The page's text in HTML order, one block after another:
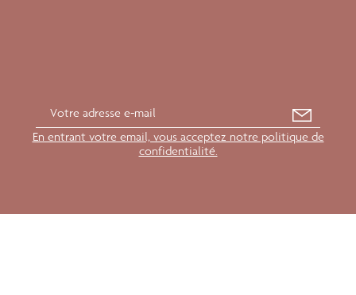
En entrant votre email, vous acceptez notre politique de
confidentialité.